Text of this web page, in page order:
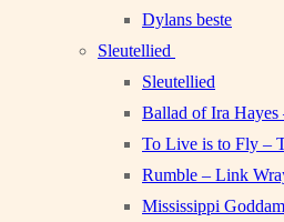
Dylans beste
Sleutellied
Sleutellied
Ballad of Ira Hayes
To Live is to Fly –
Rumble – Link
Mississippi